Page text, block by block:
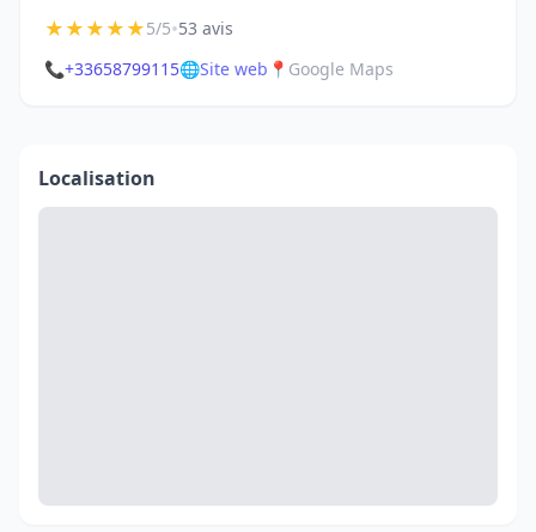
★★★★★5/5•53 avis
📞+33658799115🌐Site web 📍 Google Maps
Localisation